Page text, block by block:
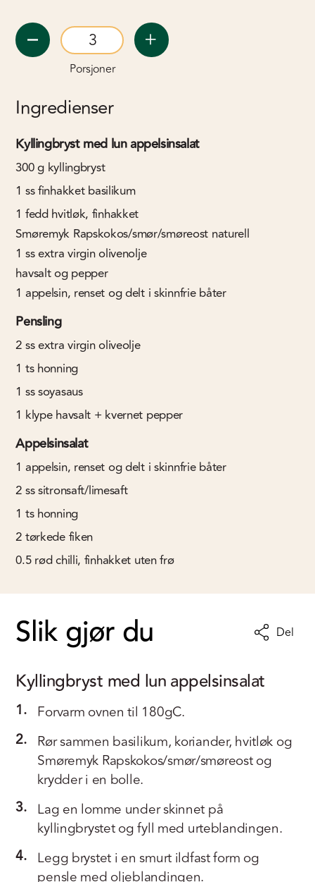
Porsjoner
Ingredienser
Kyllingbryst med lun appelsinsalat
300g kyllingbryst
1 ssfinhakket basilikum
1 fedd hvitløk, finhakket
Smøremyk Rapskokos/smør/smøreost naturell
1 ssextra virgin olivenolje
havsalt og pepper
1 appelsin, renset og delt i skinnfrie båter
Pensling
2ssextra virgin oliveolje
1 ts honning
1 sssoyasaus
1 klype havsalt + kvernet pepper
Appelsinsalat
1 appelsin, renset og delt i skinnfrie båter
2sssitronsaft/limesaft
1 ts honning
2tørkede fiken
0.5 rød chilli, finhakket uten frø
Slik gjør du Del
Kyllingbryst med lun appelsinsalat
1. Forvarm ovnen til 180gC.
2. Rør sammen basilikum, koriander, hvitløk og
Smøremyk Rapskokos/smør/smøreost og
krydder i en bolle.
3. Lag en lomme under skinnet på
kyllingbrystet og fyll med urteblandingen.
4. Legg brystet i en smurt ildfast form og
pensle med oljeblandingen.